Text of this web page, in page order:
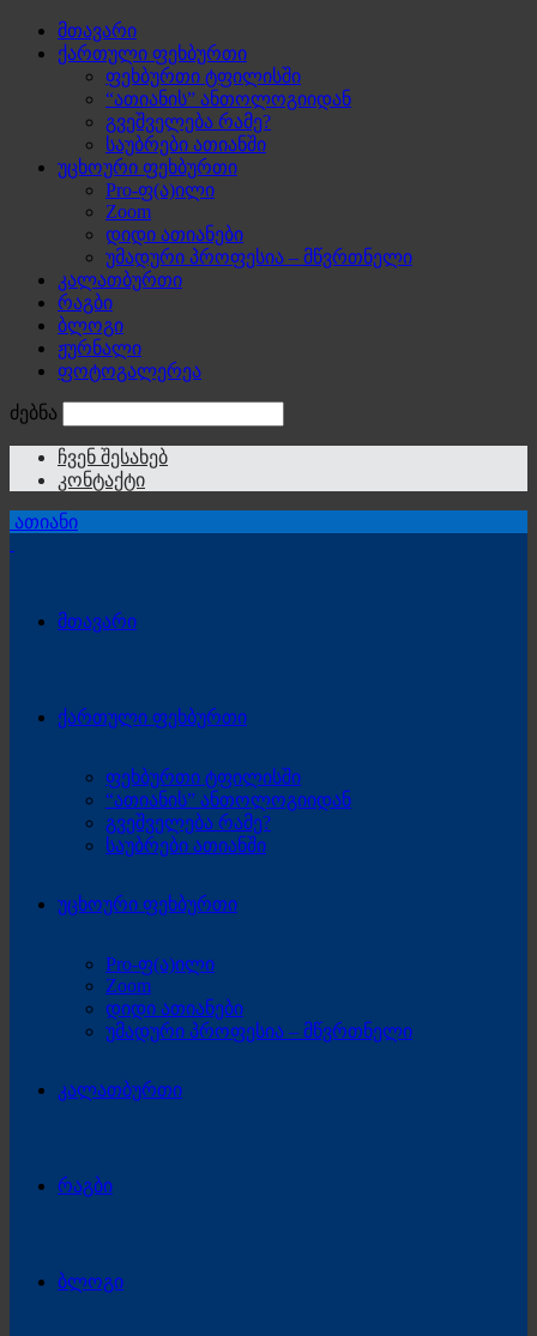
მთავარი
ქართული ფეხბურთი
ფეხბურთი ტფილისში
“ათიანის” ანთოლოგიიდან
გვეშველება რამე?
საუბრები ათიანში
უცხოური ფეხბურთი
Pro-ფ(ა)ილი
Zoom
დიდი ათიანები
უმადური პროფესია – მწვრთნელი
კალათბურთი
რაგბი
ბლოგი
ჟურნალი
ფოტოგალერეა
ძებნა
ჩვენ შესახებ
კონტაქტი
ათიანი
მთავარი
ქართული ფეხბურთი
ფეხბურთი ტფილისში
“ათიანის” ანთოლოგიიდან
გვეშველება რამე?
საუბრები ათიანში
უცხოური ფეხბურთი
Pro-ფ(ა)ილი
Zoom
დიდი ათიანები
უმადური პროფესია – მწვრთნელი
კალათბურთი
რაგბი
ბლოგი